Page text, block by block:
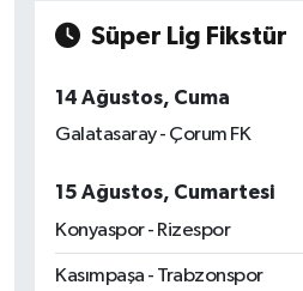
Süper Lig Fikstür
14 Ağustos, Cuma
Galatasaray - Çorum FK
15 Ağustos, Cumartesi
Konyaspor - Rizespor
Kasımpaşa - Trabzonspor